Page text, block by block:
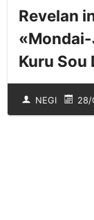
Revelan
Kuru Sou
NEGI 28/